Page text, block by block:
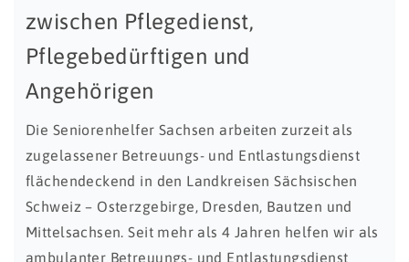
zwischen Pflegedienst,
Pflegebedürftigen und
Angehörigen
Die Seniorenhelfer Sachsen arbeiten zurzeit als
zugelassener Betreuungs- und Entlastungsdienst
flächendeckend in den Landkreisen Sächsischen
Schweiz – Osterzgebirge, Dresden, Bautzen und
Mittelsachsen. Seit mehr als 4 Jahren helfen wir als
ambulanter Betreuungs- und Entlastungsdienst